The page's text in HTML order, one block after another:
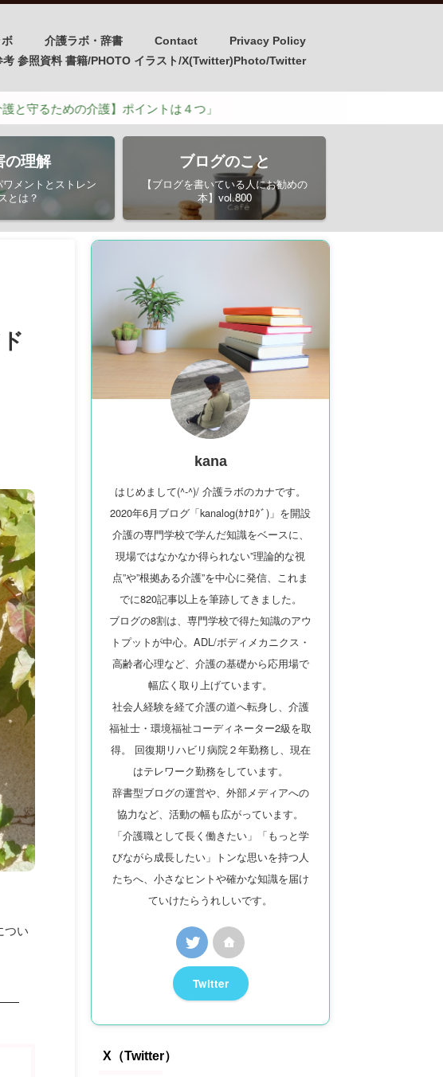
介護ラボ・辞書 Contact
Privacy Policy
考 参照資料 書籍/PHOTO イラスト/X(Twitter)Photo/Twitter
介護】ポイントは４つ」
の理解
ワメントとストレン
とは？
ブログのこと
【ブログを書いている人にお勧めの
本】vol.800
つい
kana
はじめまして(^-^)/ 介護ラボのカナです。
2020年6月ブログ「kanalog(ｶﾅﾛｸﾞ)」を開設
介護の専門学校で学んだ知識をベースに、
現場ではなかなか得られない”理論的な視
点”や”根拠ある介護”を中心に発信、これま
でに820記事以上を筆跡してきました。
ブログの8割は、専門学校で得た知識のアウ
トプットが中心。ADL/ボディメカニクス・
高齢者心理など、介護の基礎から応用場で
幅広く取り上げています。
社会人経験を経て介護の道へ転身し、介護
福祉士・環境福祉コーディネーター2級を取
得。 回復期リハビリ病院２年勤務し、現在
はテレワーク勤務をしています。
辞書型ブログの運営や、外部メディアへの
協力など、活動の幅も広がっています。
「介護職として長く働きたい」「もっと学
びながら成長したい」トンな思いを持つ人
たちへ、小さなヒントや確かな知識を届け
ていけたらうれしいです。
Twitter
X（Twitter）